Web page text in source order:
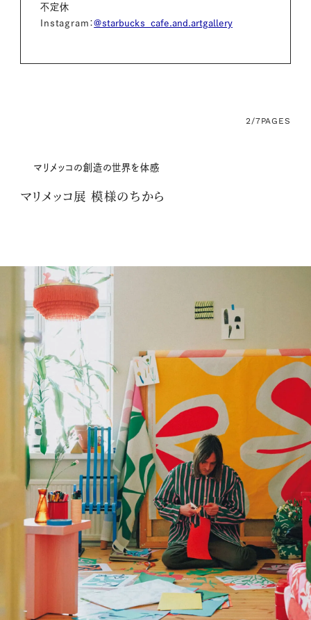
不定休
Instagram：@starbucks_cafe.and.artgallery
2/7PAGES
マリメッコの創造の世界を体感
マリメッコ展 模様のちから